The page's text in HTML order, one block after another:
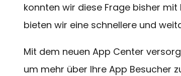
konnten wir diese Frage bisher
bieten wir eine schnellere und
Mit dem neuen App Center
um mehr über Ihre App Besucher